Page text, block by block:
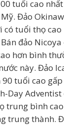
tuổi cao
Đảo
có tuổi thọ
đảo Nicoya
hơn bình
này. Đảo
tuổi cao gấp
Day
trung bình
trung thành.